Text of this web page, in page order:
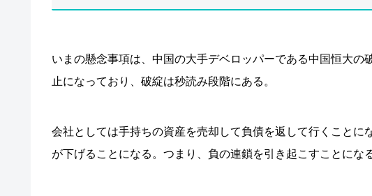
いまの懸念事項は、中国の大手デベロッパーである中国恒大
止になっており、破綻は秒読み段階にある。
会社としては手持ちの資産を売却して負債を返して行くこと
が下げることになる。つまり、負の連鎖を引き起こすことにな